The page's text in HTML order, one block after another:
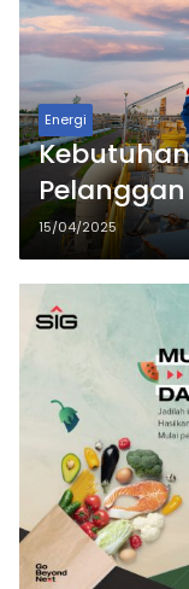
Energi
Satgas
15/04/2025